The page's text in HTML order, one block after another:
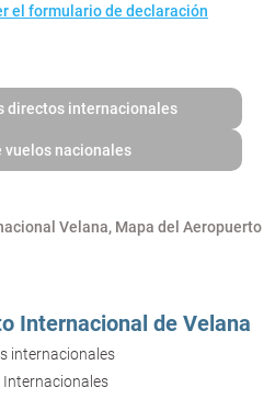
el formulario de declaración
directos internacionales
vuelos nacionales
Internacional de Velana
internacionales
Internacionales